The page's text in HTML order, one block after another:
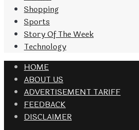
Shopping
Sports
Story Of The Week
Technology
HOME
ABOUT US
ADVERTISEMENT TARIFF
FEEDBACK
DISCLAIMER